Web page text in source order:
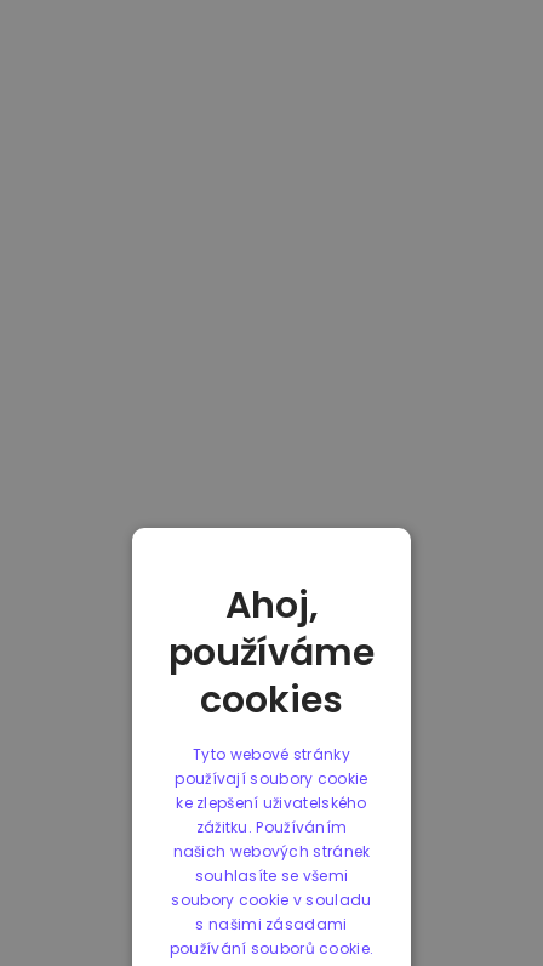
Ahoj,
používáme
cookies
Tyto webové stránky
používají soubory cookie
ke zlepšení uživatelského
zážitku. Používáním
našich webových stránek
souhlasíte se všemi
soubory cookie v souladu
s našimi zásadami
používání souborů cookie.